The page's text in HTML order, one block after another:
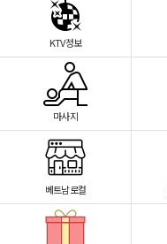
KTV정보
마사지
베트남로컬